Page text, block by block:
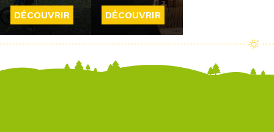
DÉCOUVRIR DÉCOUVRIR